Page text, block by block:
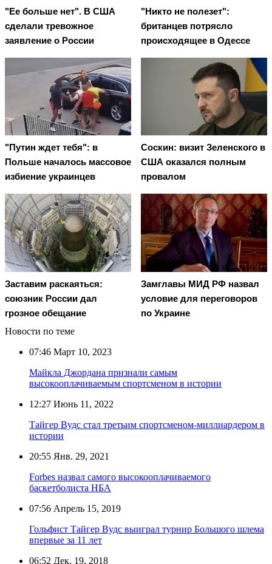
"Ее больше нет". В США
сделали тревожное
заявление о России
"Никто не полезет":
британцев потрясло
происходящее в Одессе
"Путин ждет тебя": в
Польше началось массовое
избиение украинцев
Соскин: визит Зеленского в
США оказался полным
провалом
Заставим раскаяться:
союзник России дал
грозное обещание
Замглавы МИД РФ назвал
условие для переговоров
по Украине
Новости по теме
07:46 Март 10, 2023
Майкла Джордана признали самым
высокооплачиваемым спортсменом в истории
12:27 Июнь 11, 2022
Тайгер Вудс стал третьим спортсменом-миллиардером в
истории
20:55 Янв. 29, 2021
Forbes назвал самого высокооплачиваемого
баскетболиста НБА
07:56 Апрель 15, 2019
Гольфист Тайгер Вудс выиграл турнир Большого шлема
впервые за 11 лет
06:52 Дек. 19, 2018